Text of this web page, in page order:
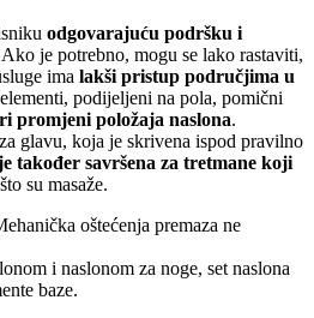
odgovarajuću podršku i
je potrebno, mogu se lako rastaviti,
ima lakši pristup područjima u
podijeljeni na pola, pomični
promjeni položaja naslona.
glavu, koja je skrivena ispod pravilno
također savršena za tretmane koji
su masaže.
oštećenja premaza ne
i naslonom za noge, set naslona
baze.